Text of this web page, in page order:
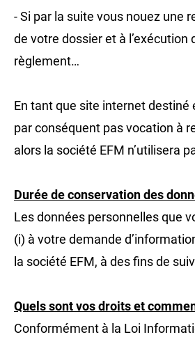
- Si par la suite vous nouez une
de votre dossier et à
règlement…
En tant que site internet destiné
par conséquent pas vocation à
alors la société EFM n’utilisera
Durée de conservation des
Les données personnelles que
(i) à votre demande
la société EFM, à des fins de
Quels sont vos droits et
Conformément à la Loi